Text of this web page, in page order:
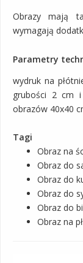
Obrazy mają
wymagają
Parametry
wydruk na
grubości 2 cm
obrazów 40x40
Tagi
Obraz na
Obraz do
Obraz do
Obraz do
Obraz do
Obraz na